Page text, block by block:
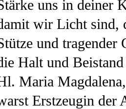
uns in dei­ner
wir Licht sind,
und tra­gen­der
Halt und Bei­stand
Maria
Erst­zeu­gin der